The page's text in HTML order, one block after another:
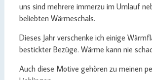
uns sind mehrere immerzu im Umlauf
beliebten Wärmeschals.
Dieses Jahr verschenke ich einige
bestickter Bezüge. Wärme kann nie
Auch diese Motive gehören zu meinen